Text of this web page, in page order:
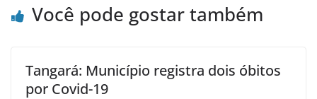
Você pode gostar também
Tangará: Município registra dois óbitos
por Covid-19